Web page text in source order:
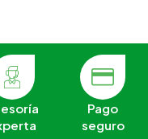
Pago
seguro